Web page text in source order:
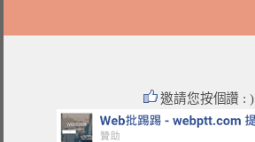
邀請您按個讚 : )